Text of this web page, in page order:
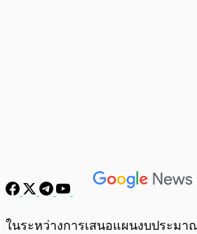
พร้อมเล่น
ในระหว่างการเสนอแผนงบประมา